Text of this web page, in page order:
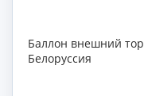
Баллон внешний
Белоруссия